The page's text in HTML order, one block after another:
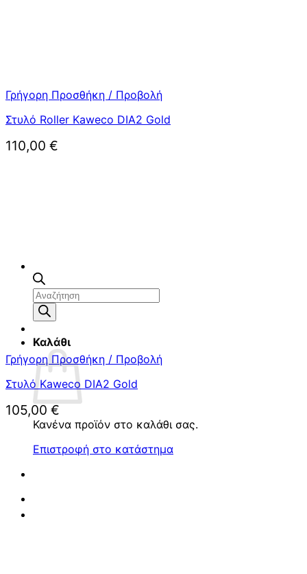
Αναζήτηση
προϊόντων
Καλάθι
Κανένα προϊόν στο καλάθι σας.
Επιστροφή στο κατάστημα
Γρήγορη Προσθήκη / Προβολή
Στυλό Roller Kaweco DIA2 Gold
110,00 €
Γρήγορη Προσθήκη / Προβολή
Στυλό Kaweco DIA2 Gold
105,00 €